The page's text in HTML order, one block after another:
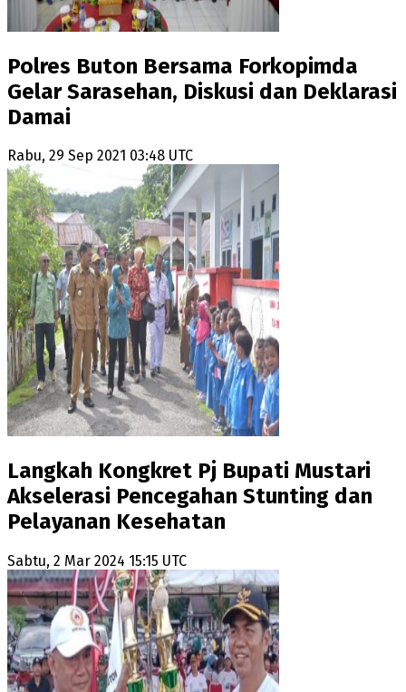
Polres Buton Bersama Forkopimda
Gelar Sarasehan, Diskusi dan Deklarasi
Damai
Rabu, 29 Sep 2021 03:48 UTC
Langkah Kongkret Pj Bupati Mustari
Akselerasi Pencegahan Stunting dan
Pelayanan Kesehatan
Sabtu, 2 Mar 2024 15:15 UTC